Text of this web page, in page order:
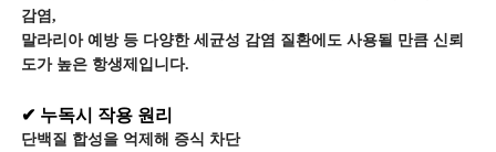
감염,
말라리아 예방 등 다양한 세균성 감염 질환에도 사용될 만큼 신뢰
도가 높은 항생제입니다.
✔ 누독시 작용 원리
단백질 합성을 억제해 증식 차단